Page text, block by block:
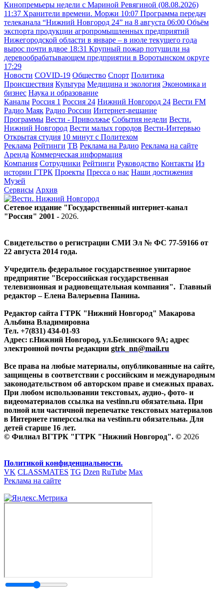
Кинопремьеры недели с Мариной Ревягиной (08.08.2026)
11:37 Хранители времени. Моржи 10:07 Программа передач
телеканала “Нижний Новгород 24” на 8 августа 06:00 Объём
экспорта продукции агропромышленных предприятий
Нижегородской области в январе – в июле текущего года
вырос почти вдвое 18:31 Крупный пожар потушили на
деревообрабатывающем предприятии в Воротынском округе
17:29
Новости COVID-19 Общество Спорт Политика
Происшествия Культура Медицина и экология Экономика и
бизнес Наука и образование
Каналы Россия 1 Россия 24 Нижний Новгород 24 Вести FM
Радио Маяк Радио России Интернет-вещание
Программы Вести - Приволжье События недели Вести.
Нижний Новгород Вести малых городов Вести-Интервью
Открытая студия 10 минут с Политехом
Реклама Рейтинги ТВ Реклама на Радио Реклама на сайте
Аренда Коммерческая информация
Компания Сотрудники Рейтинги Руководство Контакты Из
истории ГТРК Проекты Пресса о нас Наши достижения
Музей
Сервисы Архив
Сетевое издание "Государственный интернет-канал
"Россия" 2001 - 2026.
Свидетельство о регистрации СМИ Эл № ФС 77-59166 от
22 августа 2014 года.
Учредитель федеральное государственное унитарное
предприятие "Всероссийская государственная
телевизионная и радиовещательная компания". Главный
редактор – Елена Валерьевна Панина.
Редактор сайта ГТРК "Нижний Новгород" Макарова
Альбина Владимировна
Тел. +7(831) 434-01-93
Адрес: г.Нижний Новгород, ул.Белинского 9А; адрес
электронной почты редакции gtrk_nn@mail.ru
Все права на любые материалы, опубликованные на сайте,
защищены в соответствии с российским и международным
законодательством об авторском праве и смежных правах.
При любом использовании текстовых, аудио-, фото- и
видеоматериалов ссылка на vestinn.ru обязательна. При
полной или частичной перепечатке текстовых материалов
в Интернете гиперссылка на vestinn.ru обязательна. Для
детей старше 16 лет.
© Филиал ВГТРК "ГТРК "Нижний Новгород". © 2026
Политикой конфиденциальности.
VK CLASSMATES TG Dzen RuTube Max
Реклама на сайте